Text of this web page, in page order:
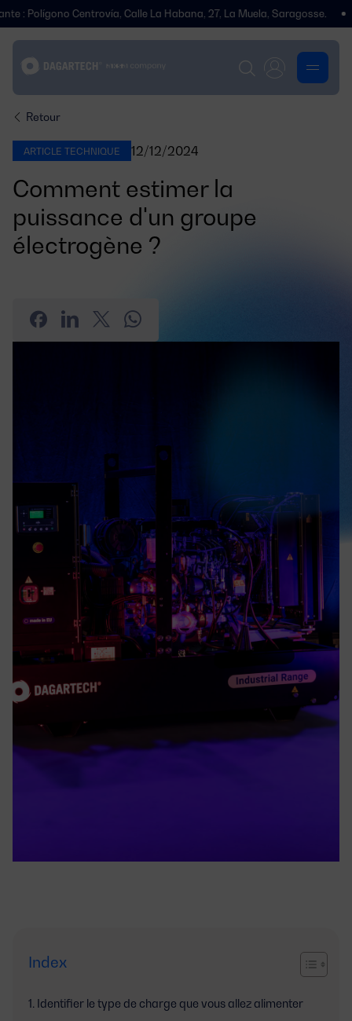
Centrovía, Calle La Habana, 27, La Muela, Saragosse. Nous
Retour
ARTICLE TECHNIQUE 12/12/2024
Comment estimer la
puissance d'un groupe
électrogène ?
Index
Identifier le type de charge que vous allez alimenter